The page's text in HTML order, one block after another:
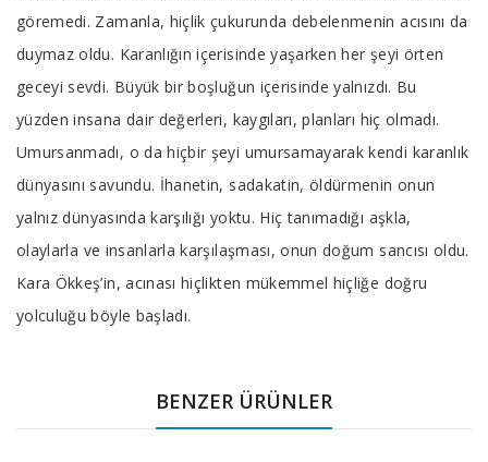
göremedi. Zamanla, hiçlik çukurunda debelenmenin acısını da
duymaz oldu. Karanlığın içerisinde yaşarken her şeyi örten
geceyi sevdi. Büyük bir boşluğun içerisinde yalnızdı. Bu
yüzden insana dair değerleri, kaygıları, planları hiç olmadı.
Umursanmadı, o da hiçbir şeyi umursamayarak kendi karanlık
dünyasını savundu. İhanetin, sadakatin, öldürmenin onun
yalnız dünyasında karşılığı yoktu. Hiç tanımadığı aşkla,
olaylarla ve insanlarla karşılaşması, onun doğum sancısı oldu.
Kara Ökkeş’in, acınası hiçlikten mükemmel hiçliğe doğru
yolculuğu böyle başladı.
BENZER ÜRÜNLER